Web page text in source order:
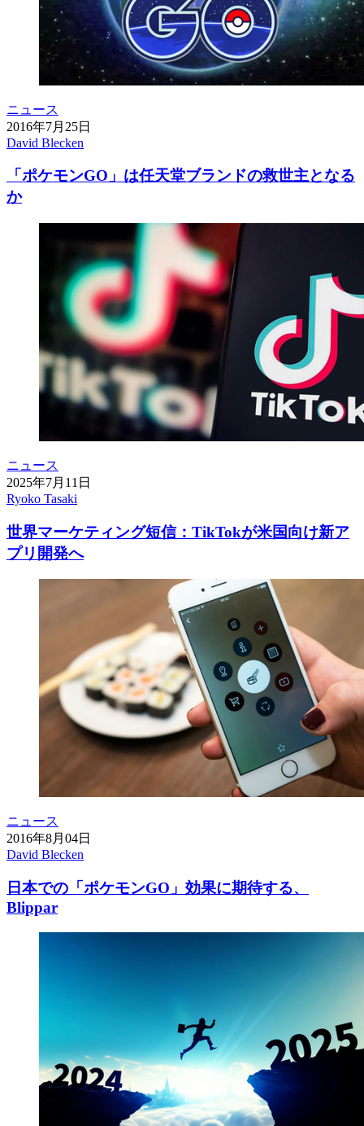
ニュース
2016年7月25日
David Blecken
「ポケモンGO」は任天堂ブランドの救世主となる
か
ニュース
2025年7月11日
Ryoko Tasaki
世界マーケティング短信：TikTokが米国向け新ア
プリ開発へ
ニュース
2016年8月04日
David Blecken
日本での「ポケモンGO」効果に期待する、
Blippar